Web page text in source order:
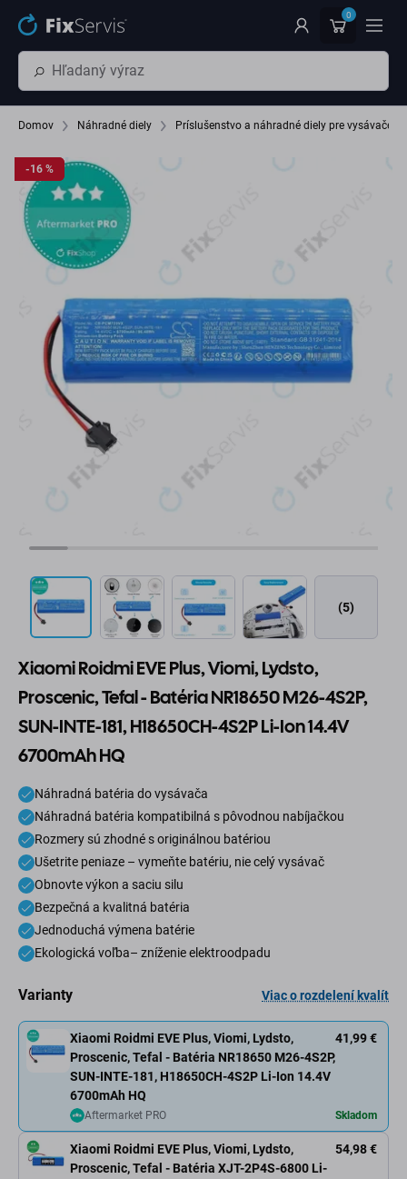
Preskočiť na hlavný obsah 0
Domov Náhradné diely Príslušenstvo a náhradné diely pre vysávače
(5)
-16 %
-16 %
Xiaomi Roidmi EVE Plus, Viomi, Lydsto,
Proscenic, Tefal - Batéria NR18650 M26-4S2P,
SUN-INTE-181, H18650CH-4S2P Li-Ion 14.4V
6700mAh HQ
Náhradná batéria do vysávača
Náhradná batéria kompatibilná s pôvodnou nabíjačkou
Rozmery sú zhodné s originálnou batériou
Ušetrite peniaze – vymeňte batériu, nie celý vysávač
Obnovte výkon a saciu silu
Bezpečná a kvalitná batéria
Jednoduchá výmena batérie
Ekologická voľba– zníženie elektroodpadu
Varianty Viac o rozdelení kvalít
Xiaomi Roidmi EVE Plus, Viomi, Lydsto,
Proscenic, Tefal - Batéria XJT-2P4S-6800 Li-
54,98 €
Xiaomi Roidmi EVE Plus, Viomi, Lydsto,
Proscenic, Tefal - Batéria NR18650 M26-4S2P,
SUN-INTE-181, H18650CH-4S2P Li-Ion 14.4V
6700mAh HQ
41,99 €
Aftermarket PRO Skladom